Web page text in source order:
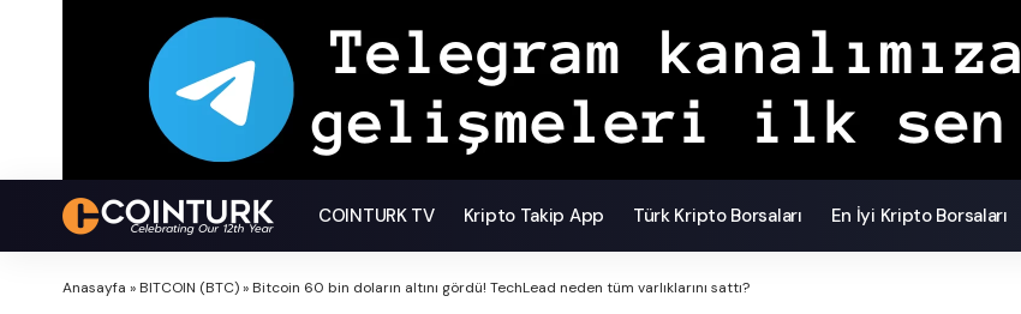
COINTURK TV Kripto Takip App Türk Kripto Borsaları En İyi Kripto Borsaları
Anasayfa »BITCOIN (BTC)»Bitcoin 60 bin doların altını gördü! TechLead neden tüm varlıklarını sattı?